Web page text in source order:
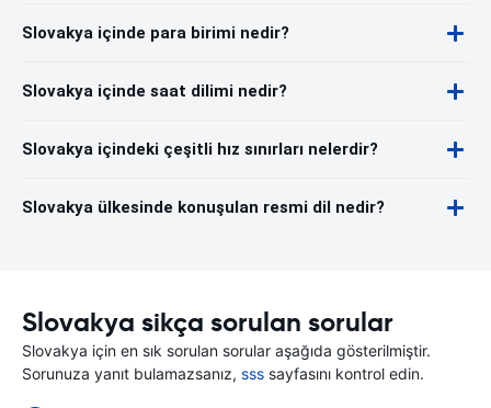
Slovakya içinde para birimi nedir?
Slovakya içinde saat dilimi nedir?
Slovakya içindeki çeşitli hız sınırları nelerdir?
Slovakya ülkesinde konuşulan resmi dil nedir?
Slovakya sikça sorulan sorular
Slovakya için en sık sorulan sorular aşağıda gösterilmiştir.
Sorunuza yanıt bulamazsanız, sss sayfasını kontrol edin.